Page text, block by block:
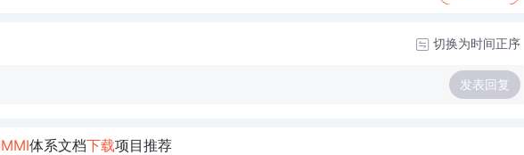
切换为时间正序
发表回复
体系文档下载项目推荐